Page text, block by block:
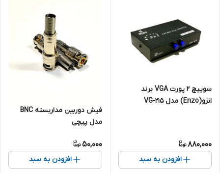
سوییچ 2 پورت VGA برند
انزو(Enzo) مدل VG-215
880,000
افزودن به سبد
فیش دوربین مداربسته BNC
مدل پیچی
50,000
افزودن به سبد